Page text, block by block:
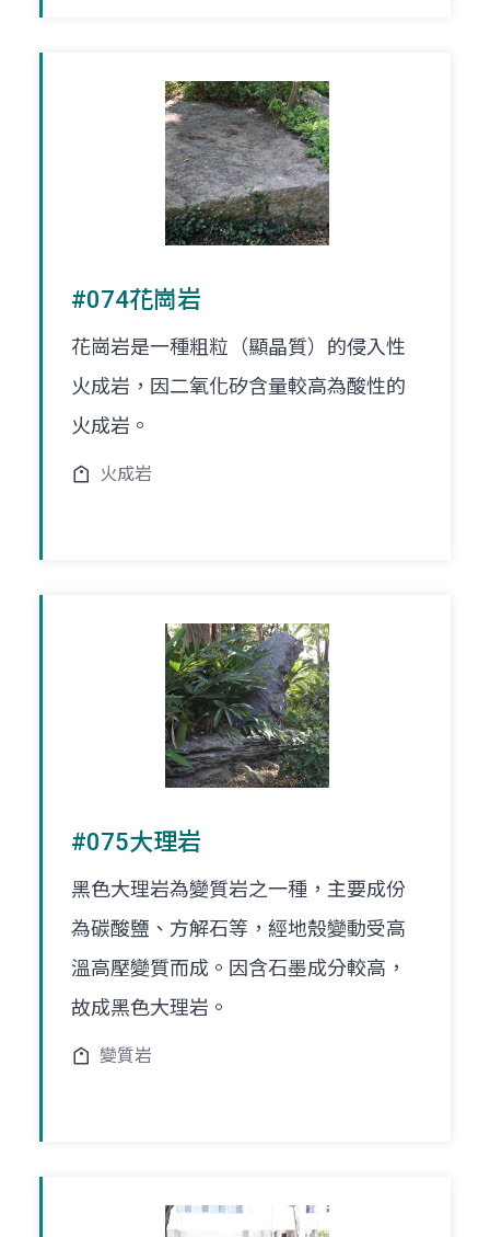
#074花崗岩
花崗岩是一種粗粒（顯晶質）的侵入性
火成岩，因二氧化矽含量較高為酸性的
火成岩。
火成岩
#075大理岩
黑色大理岩為變質岩之一種，主要成份
為碳酸鹽、方解石等，經地殼變動受高
溫高壓變質而成。因含石墨成分較高，
故成黑色大理岩。
變質岩